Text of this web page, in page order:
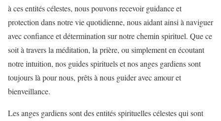
à ces entités célestes, nous pouvons recevoir guidance et
protection dans notre vie quotidienne, nous aidant ainsi à naviguer
avec confiance et détermination sur notre chemin spirituel. Que ce
soit à travers la méditation, la prière, ou simplement en écoutant
notre intuition, nos guides spirituels et nos anges gardiens sont
toujours là pour nous, prêts à nous guider avec amour et
bienveillance.
Les anges gardiens sont des entités spirituelles célestes qui sont